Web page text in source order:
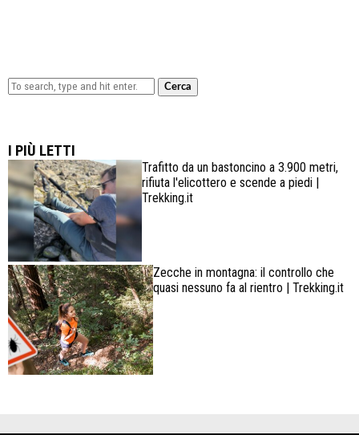
Cerca
I PIÙ LETTI
Trafitto da un bastoncino a 3.900 metri,
rifiuta l'elicottero e scende a piedi |
Trekking.it
Zecche in montagna: il controllo che
quasi nessuno fa al rientro | Trekking.it